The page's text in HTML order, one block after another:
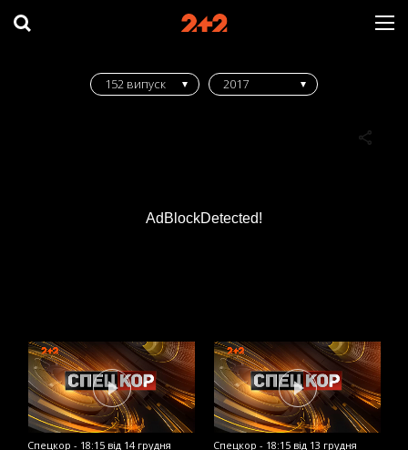
AdBlockDetected!
152 випуск 2017
Спецкор - 18:15 від 14 грудня
Спецкор - 18:15 від 13 грудня